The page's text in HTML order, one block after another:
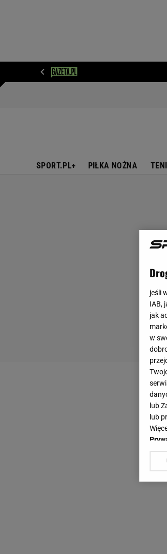
SPORT.PL+ PIŁKA NOŻNA
jeśli
IAB,
jak
w
lub
lub